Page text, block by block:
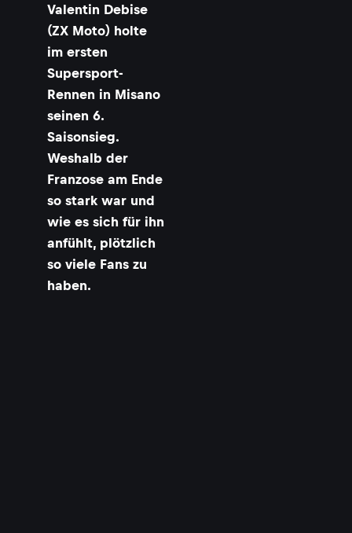
Valentin Debise
(ZX Moto) holte
im ersten
Supersport-
Rennen in Misano
seinen 6.
Saisonsieg.
Weshalb der
Franzose am Ende
so stark war und
wie es sich für ihn
anfühlt, plötzlich
so viele Fans zu
haben.